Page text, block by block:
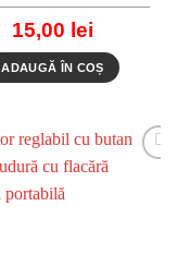
15,00 lei
ADAUGĂ ÎN COȘ